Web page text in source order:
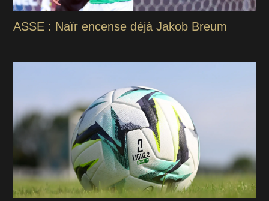
ASSE : Naïr encense déjà Jakob Breum